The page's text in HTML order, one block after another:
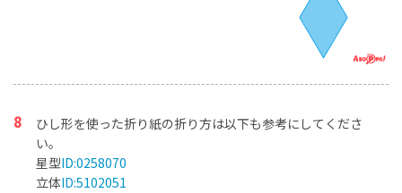
ひし形を使った折り紙の折り方は以下も参考にしてくださ
い。
星型ID:0258070
立体ID:5102051